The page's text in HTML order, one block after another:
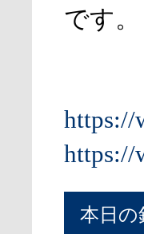
です。
https://
https://
本日の